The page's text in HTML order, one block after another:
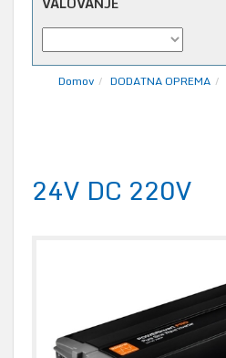
Domov DODATNA OPREMA
24V DC 220V